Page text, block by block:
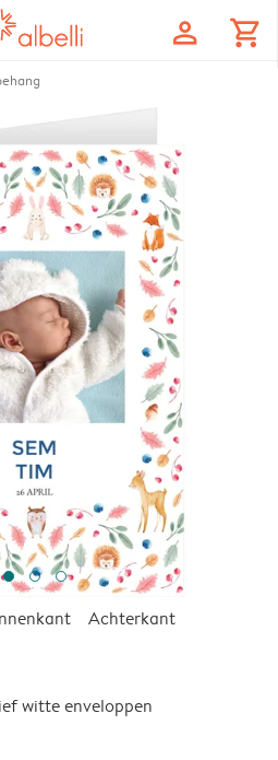
profile shopping_cart
Achterkant
witte enveloppen